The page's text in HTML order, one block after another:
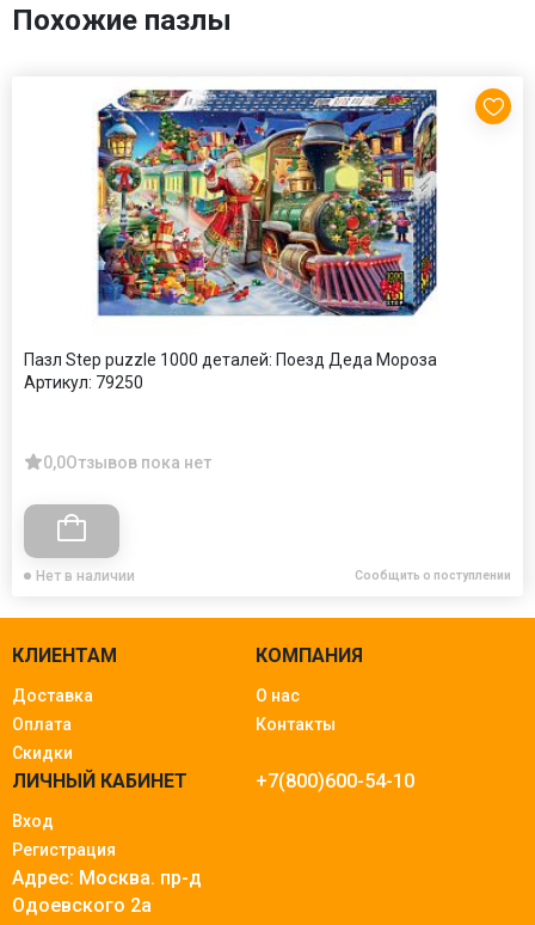
Похожие пазлы
Пазл Step puzzle 1000 деталей: Поезд Деда Мороза
Артикул: 79250
0,0Отзывов пока нет
Нет в наличии Сообщить о поступлении
КЛИЕНТАМ
Доставка
Оплата
Скидки
КОМПАНИЯ
О нас
Контакты
ЛИЧНЫЙ КАБИНЕТ
Вход
Регистрация
+7(800)600-54-10
Адрес: Москва. пр-д
Одоевского 2а